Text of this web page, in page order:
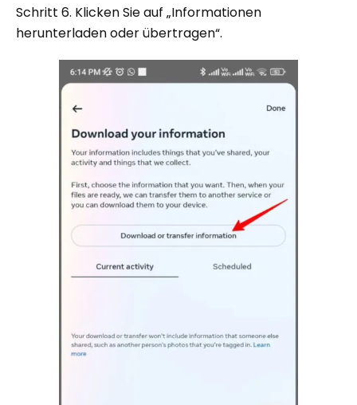
Schritt 6. Klicken Sie auf „Informationen
herunterladen oder übertragen“.